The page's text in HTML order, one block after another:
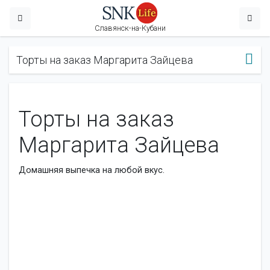
Славянск-на-Кубани
Торты на заказ Маргарита Зайцева
Торты на заказ
Маргарита Зайцева
Домашняя выпечка на любой вкус.